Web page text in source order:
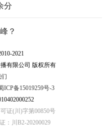
分
？
2021
有限公司 版权所有
ICP备15019259号-3
证(川)字第00850号
：川B2-20200029